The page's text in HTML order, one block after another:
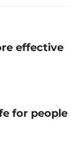
effective
for people